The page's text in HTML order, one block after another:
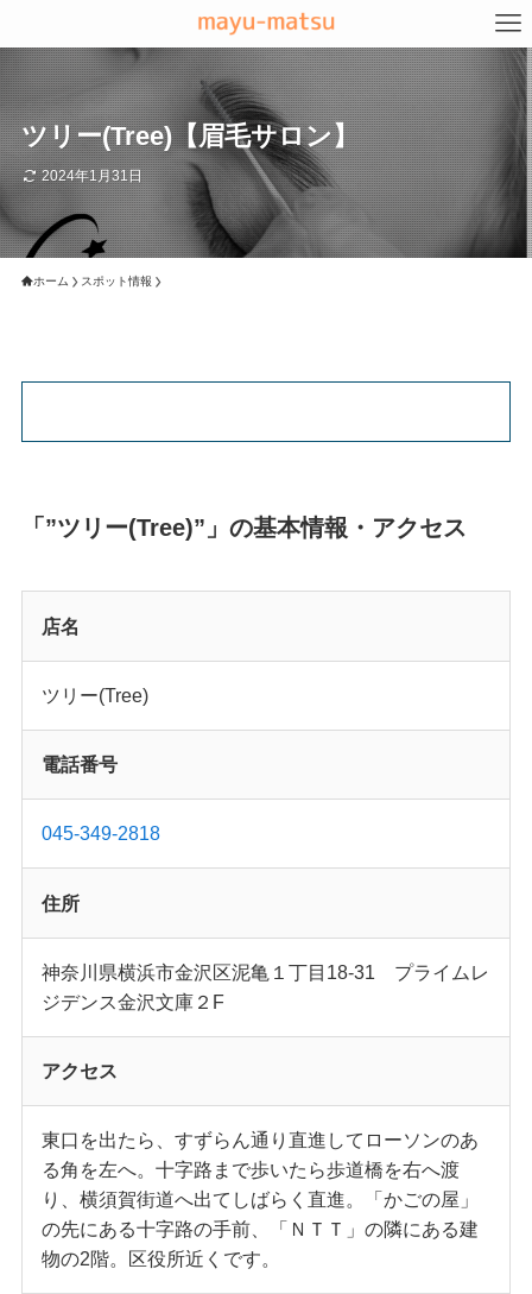
ツリー(Tree)【眉毛サロン】
2024年1月31日
ホーム スポット情報
「”ツリー(Tree)”」の基本情報・アクセス
店名
ツリー(Tree)
電話番号
045-349-2818
住所
神奈川県横浜市金沢区泥亀１丁目18-31 プライムレ
ジデンス金沢文庫２F
アクセス
東口を出たら、すずらん通り直進してローソンのあ
る角を左へ。十字路まで歩いたら歩道橋を右へ渡
り、横須賀街道へ出てしばらく直進。「かごの屋」
の先にある十字路の手前、「ＮＴＴ」の隣にある建
物の2階。区役所近くです。